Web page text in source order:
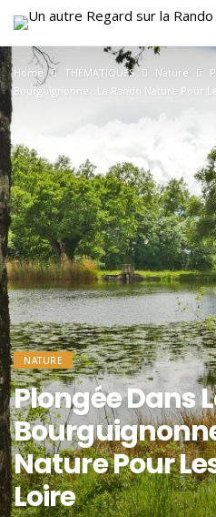
Home THEMATIQUES Nature
Bourguignonne : La Rando Nature Pour
NATURE
Plongée Dans
Nature Pour
Loire